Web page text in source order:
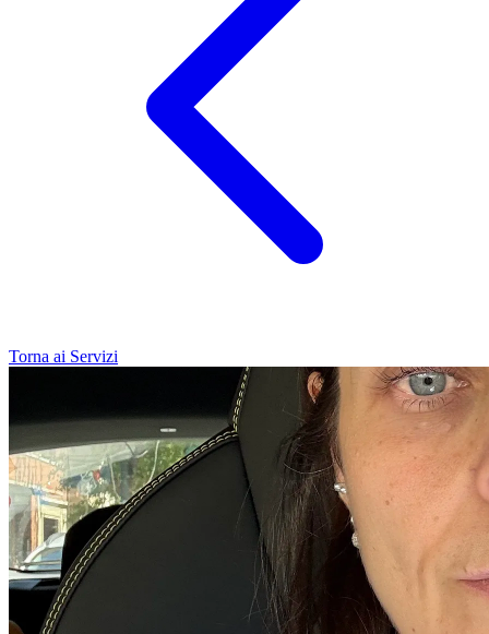
Torna ai Servizi